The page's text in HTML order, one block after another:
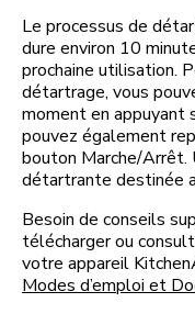
Le processus de
dure environ 10
prochaine utilisation.
détartrage, vous
moment en appuyant
pouvez également
bouton Marche/Arrêt.
détartrante destinée
Besoin de conseils
télécharger ou
votre appareil
Modes d’emploi et